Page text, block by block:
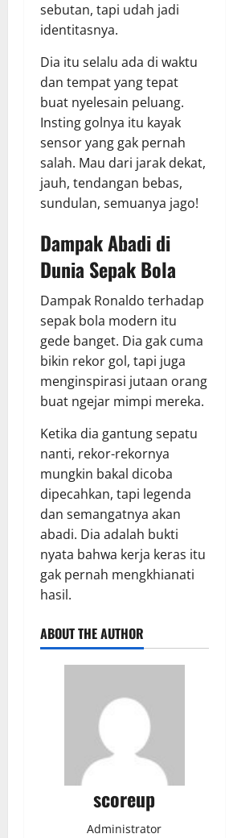
sebutan, tapi udah jadi
identitasnya.
Dia itu selalu ada di waktu
dan tempat yang tepat
buat nyelesain peluang.
Insting golnya itu kayak
sensor yang gak pernah
salah. Mau dari jarak dekat,
jauh, tendangan bebas,
sundulan, semuanya jago!
Dampak Abadi di
Dunia Sepak Bola
Dampak Ronaldo terhadap
sepak bola modern itu
gede banget. Dia gak cuma
bikin rekor gol, tapi juga
menginspirasi jutaan orang
buat ngejar mimpi mereka.
Ketika dia gantung sepatu
nanti, rekor-rekornya
mungkin bakal dicoba
dipecahkan, tapi legenda
dan semangatnya akan
abadi. Dia adalah bukti
nyata bahwa kerja keras itu
gak pernah mengkhianati
hasil.
ABOUT THE AUTHOR
scoreup
Administrator